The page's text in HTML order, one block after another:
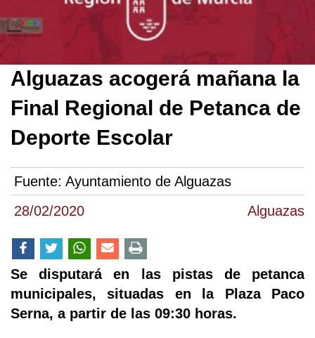
28/02/2020 Alguazas
Alguazas acogerá mañana la
Final Regional de Petanca de
Deporte Escolar
Fuente: Ayuntamiento de Alguazas
Se disputará en las pistas de petanca
municipales, situadas en la Plaza Paco
Serna, a partir de las 09:30 horas.